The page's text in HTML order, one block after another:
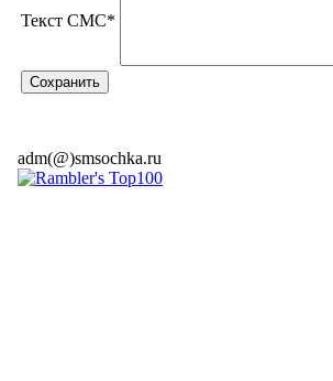
Текст СМС*
adm(@)smsochka.ru